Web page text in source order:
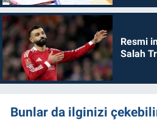
Resmi
Salah
Bunlar da ilginizi